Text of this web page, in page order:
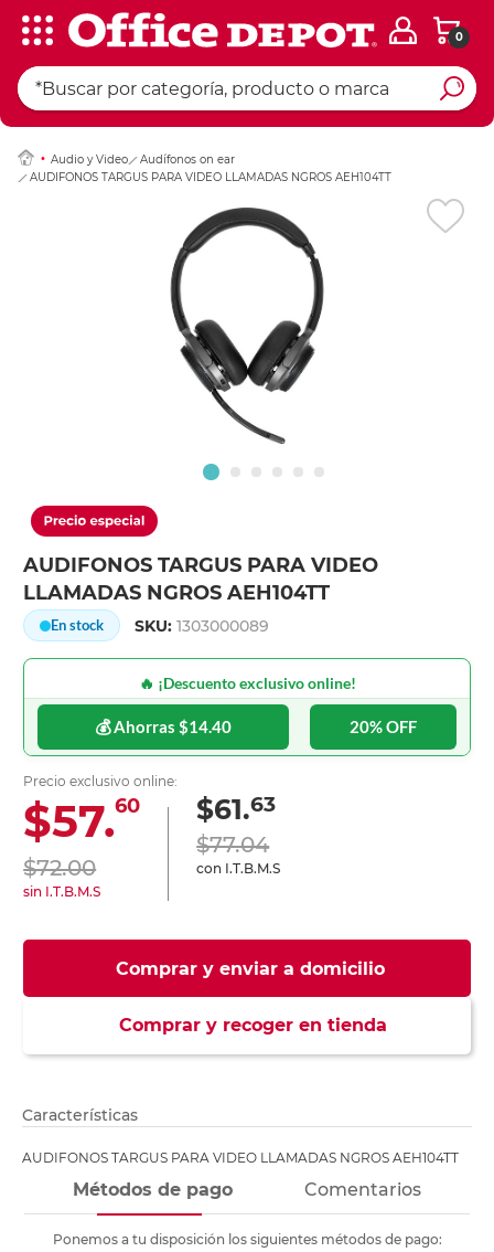
0
Audio y Video
Audífonos on ear
AUDIFONOS TARGUS PARA VIDEO LLAMADAS NGROS AEH104TT
AUDIFONOS TARGUS PARA VIDEO
LLAMADAS NGROS AEH104TT
En stock SKU:1303000089
🔥 ¡Descuento exclusivo online!
💰 Ahorras $14.40 20% OFF
Precio exclusivo online:
$57.60
$72.00
sin I.T.B.M.S
$61.63
$77.04
con I.T.B.M.S
Comprar y enviar a domicilio
Comprar y recoger en tienda
Ingresar Codigo
Características
AUDIFONOS TARGUS PARA VIDEO LLAMADAS NGROS AEH104TT
Métodos de pago Comentarios
Ponemos a tu disposición los siguientes métodos de pago: